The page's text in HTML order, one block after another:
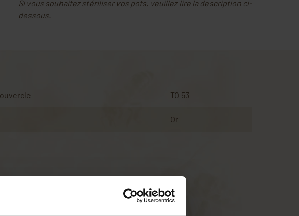
Si vous souhaitez stériliser vos pots, veuillez lire la description ci-
dessous.
TO 53
Or